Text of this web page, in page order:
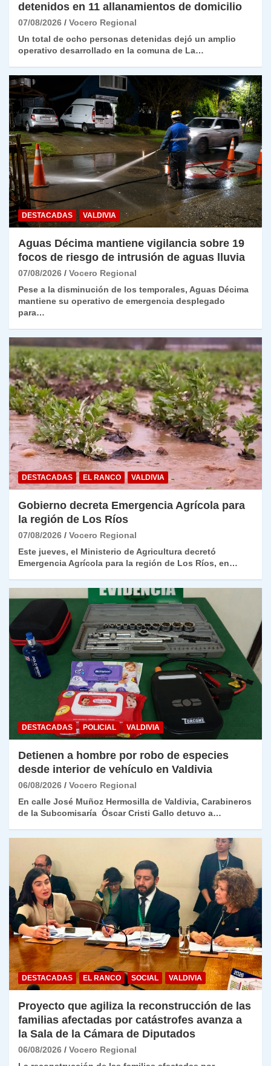
detenidos en 11 allanamientos de domicilio
07/08/2026
Vocero Regional
Un total de ocho personas detenidas dejó un amplio
operativo desarrollado en la comuna de La…
DESTACADAS VALDIVIA
Aguas Décima mantiene vigilancia sobre 19
focos de riesgo de intrusión de aguas lluvia
07/08/2026
Vocero Regional
Pese a la disminución de los temporales, Aguas Décima
mantiene su operativo de emergencia desplegado
para…
DESTACADAS EL RANCO VALDIVIA
Gobierno decreta Emergencia Agrícola para
la región de Los Ríos
07/08/2026
Vocero Regional
Este jueves, el Ministerio de Agricultura decretó
Emergencia Agrícola para la región de Los Ríos, en…
DESTACADAS POLICIAL VALDIVIA
Detienen a hombre por robo de especies
desde interior de vehículo en Valdivia
06/08/2026
Vocero Regional
En calle José Muñoz Hermosilla de Valdivia, Carabineros
de la Subcomisaría Óscar Cristi Gallo detuvo a…
DESTACADAS EL RANCO SOCIAL VALDIVIA
Proyecto que agiliza la reconstrucción de las
familias afectadas por catástrofes avanza a
la Sala de la Cámara de Diputados
06/08/2026
Vocero Regional